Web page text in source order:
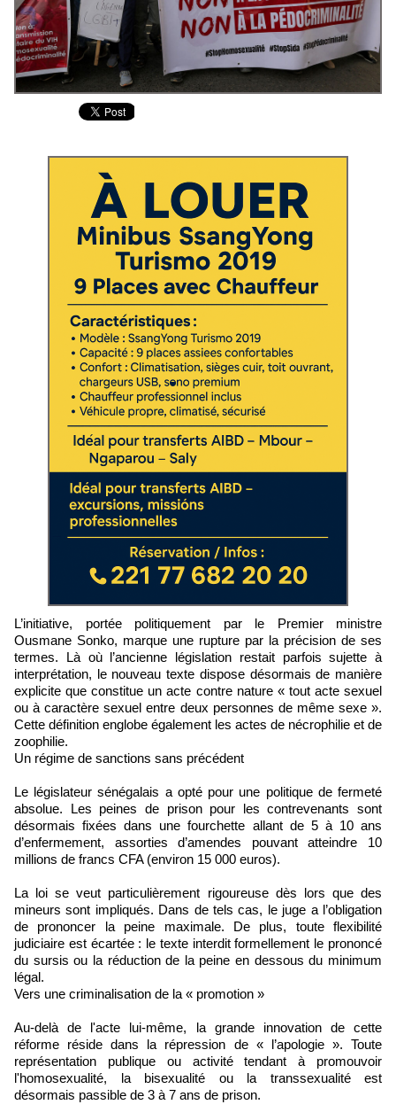
L’initiative, portée politiquement par le Premier ministre
Ousmane Sonko, marque une rupture par la précision de ses
termes. Là où l’ancienne législation restait parfois sujette à
interprétation, le nouveau texte dispose désormais de manière
explicite que constitue un acte contre nature « tout acte sexuel
ou à caractère sexuel entre deux personnes de même sexe ».
Cette définition englobe également les actes de nécrophilie et de
zoophilie.
Un régime de sanctions sans précédent
Le législateur sénégalais a opté pour une politique de fermeté
absolue. Les peines de prison pour les contrevenants sont
désormais fixées dans une fourchette allant de 5 à 10 ans
d’enfermement, assorties d’amendes pouvant atteindre 10
millions de francs CFA (environ 15 000 euros).
La loi se veut particulièrement rigoureuse dès lors que des
mineurs sont impliqués. Dans de tels cas, le juge a l’obligation
de prononcer la peine maximale. De plus, toute flexibilité
judiciaire est écartée : le texte interdit formellement le prononcé
du sursis ou la réduction de la peine en dessous du minimum
légal.
Vers une criminalisation de la « promotion »
Au-delà de l'acte lui-même, la grande innovation de cette
réforme réside dans la répression de « l’apologie ». Toute
représentation publique ou activité tendant à promouvoir
l'homosexualité, la bisexualité ou la transsexualité est
désormais passible de 3 à 7 ans de prison.